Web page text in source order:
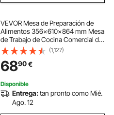
VEVOR Mesa de Preparación de
Alimentos 356x610x864 mm Mesa
de Trabajo de Cocina Comercial de
Acero Inoxidable con 2 Estantes
Inferiores Ajustables Mesa de
Preparación para Parrilla, Cocina,
Hogar
(1,127)
6890€
Disponible
Entrega:tan pronto como Mié.
Ago. 12